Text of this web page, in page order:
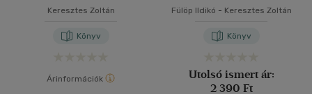
Keresztes Zoltán
Könyv
Árinformációk
Fülöp Ildikó - Keresztes Zoltán
Könyv
Utolsó ismert ár:
2 390 Ft